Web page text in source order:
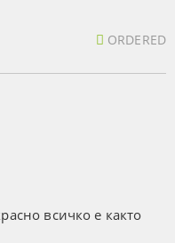
ORDERED
всичко е както